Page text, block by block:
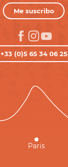
Me suscribo
+33 (0)5 65 34 06 25
Paris